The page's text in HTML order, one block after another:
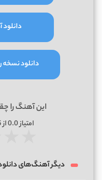
دانلود
دانلود
این آهنگ را
امتیاز0.0از 5 | بر اساس
دیگر آهنگ‌های